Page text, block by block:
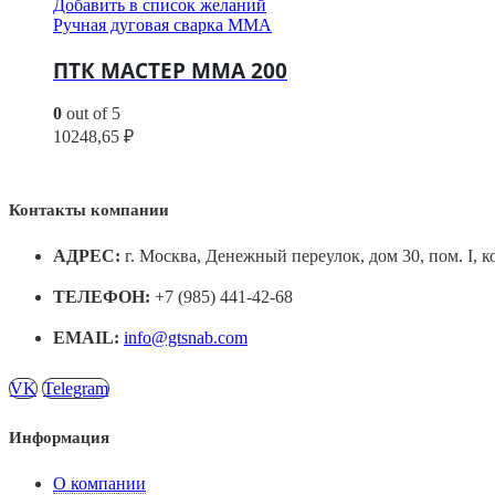
Добавить в список желаний
Ручная дуговая сварка MMA
ПТК МАСТЕР MMA 200
0 out of 5
10248,65 ₽
Контакты компании
АДРЕС: г. Москва, Денежный переулок, дом 30, пом. I,
ТЕЛЕФОН: +7 (985) 441-42-68
EMAIL: info@gtsnab.com
VK Telegram
Информация
О компании